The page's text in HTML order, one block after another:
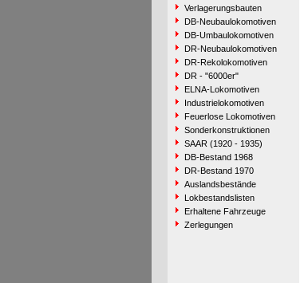
Verlagerungsbauten
DB-Neubaulokomotiven
DB-Umbaulokomotiven
DR-Neubaulokomotiven
DR-Rekolokomotiven
DR - "6000er"
ELNA-Lokomotiven
Industrielokomotiven
Feuerlose Lokomotiven
Sonderkonstruktionen
SAAR (1920 - 1935)
DB-Bestand 1968
DR-Bestand 1970
Auslandsbestände
Lokbestandslisten
Erhaltene Fahrzeuge
Zerlegungen